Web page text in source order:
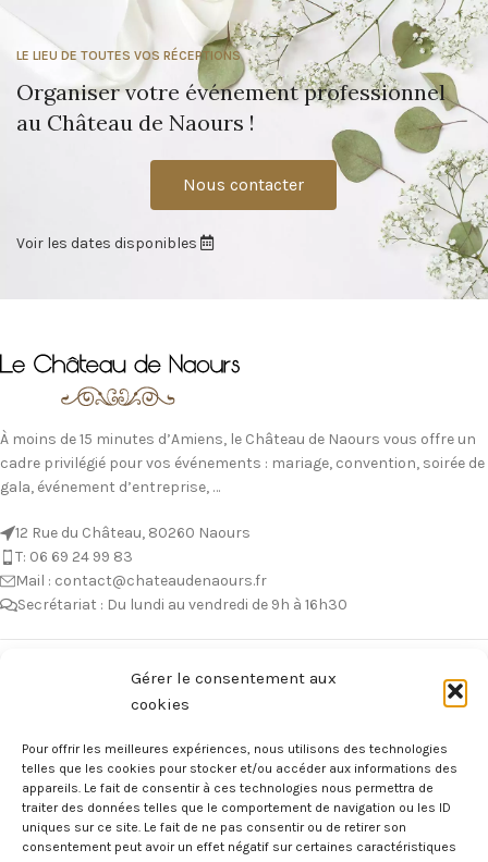
Gérer le consentement aux
cookies
Pour offrir les meilleures expériences, nous utilisons des technologies
telles que les cookies pour stocker et/ou accéder aux informations des
appareils. Le fait de consentir à ces technologies nous permettra de
traiter des données telles que le comportement de navigation ou les ID
uniques sur ce site. Le fait de ne pas consentir ou de retirer son
consentement peut avoir un effet négatif sur certaines caractéristiques
LE LIEU DE TOUTES VOS RÉCEPTIONS
Organiser votre événement professionnel
au Château de Naours !
Nous contacter
Voir les dates disponibles
À moins de 15 minutes d’Amiens, le Château de Naours vous offre un
cadre privilégié pour vos événements : mariage, convention, soirée de
gala, événement d’entreprise, …
12 Rue du Château, 80260 Naours
T: 06 69 24 99 83
Mail : contact@chateaudenaours.fr
Secrétariat : Du lundi au vendredi de 9h à 16h30
Avant de nous écrire, n’hésitez pas à consulter notre FAQ, celle-ci est
réponse à votre question !
Voir notre foire aux questions >